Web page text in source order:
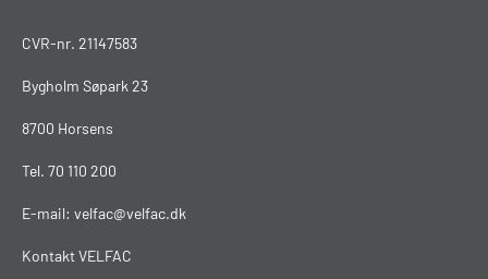
CVR-nr. 21147583
Bygholm Søpark 23
8700 Horsens
Tel. 70 110 200
E-mail: velfac@velfac.dk
Kontakt VELFAC